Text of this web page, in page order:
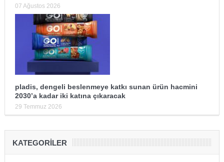
07 Ağustos 2026
pladis, dengeli beslenmeye katkı sunan ürün hacmini
2030’a kadar iki katına çıkaracak
29 Temmuz 2026
KATEGORILER